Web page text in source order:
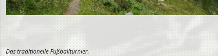
Das traditionelle Fußballturnier.